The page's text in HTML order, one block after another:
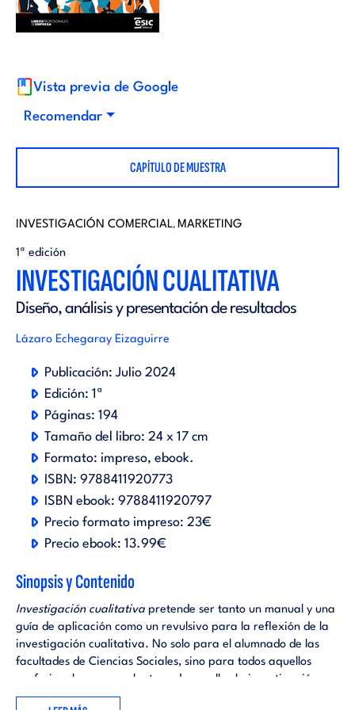
d
r
i
a
l
o
r
a
Vista previa de Google
Recomendar
CAPÍTULO DE MUESTRA
INVESTIGACIÓN COMERCIAL, MARKETING
1ª edición
INVESTIGACIÓN CUALITATIVA
Diseño, análisis y presentación de resultados
Lázaro Echegaray Eizaguirre
Publicación: Julio 2024
Edición: 1ª
Páginas: 194
Tamaño del libro: 24 x 17 cm
Formato: impreso ebook.
ISBN: 9788411920773
ISBN ebook: 9788411920797
Precio formato impreso: 23€
Precio ebook: 13.99€
Sinopsis y Contenido
Investigación cualitativa pretende ser tanto un manual y una
guía de aplicación como un revulsivo para la reflexión de la
investigación cualitativa. No solo para el alumnado de las
facultades de Ciencias Sociales, sino para todos aquellos
profesionales que se planteen desarrollar la investigación
cualitativa en sus proyectos.